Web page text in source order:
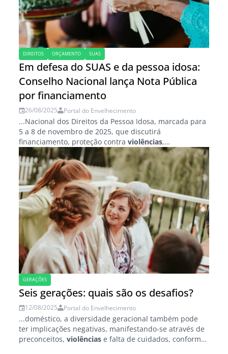
DIREITOS ORÇAMENTO SUAS
Em defesa do SUAS e da pessoa idosa:
Conselho Nacional lança Nota Pública
por financiamento
26/08/2025 Portal do Envelhecimento
...Nacional dos Direitos da Pessoa Idosa, marcada para
5 a 8 de novembro de 2025, que discutirá
financiamento, proteção contraviolências,
fortalecimento da participação social e promoção do
envelhecimento ativo...
GERAÇÕES
Seis gerações: quais são os desafios?
12/08/2025 Portal do Envelhecimento
...doméstico, a diversidade geracional também pode
ter implicações negativas, manifestando-se através de
preconceitos,violências e falta de cuidados, conforme